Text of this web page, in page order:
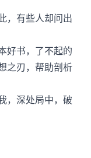
，有些人却问出
好书，了不起的
之刃，帮助剖析
，深处局中，破